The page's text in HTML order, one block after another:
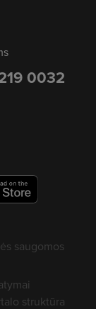
0032
saugomos
struktūra